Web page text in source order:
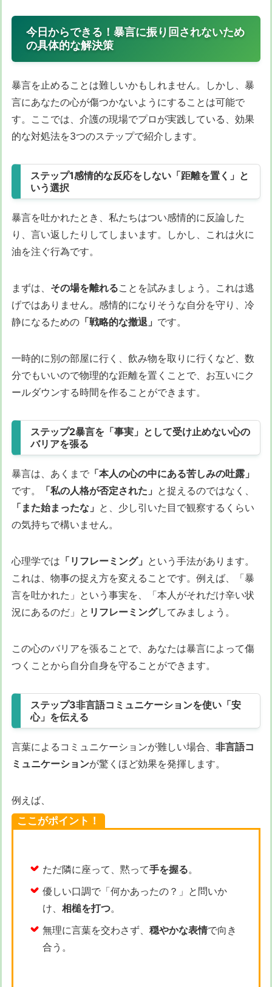
今日からできる！暴言に振り回されないため
の具体的な解決策
暴言を止めることは難しいかもしれません。しかし、暴
言にあなたの心が傷つかないようにすることは可能で
す。ここでは、介護の現場でプロが実践している、効果
的な対処法を3つのステップで紹介します。
ステップ1感情的な反応をしない「距離を置く」と
いう選択
暴言を吐かれたとき、私たちはつい感情的に反論した
り、言い返したりしてしまいます。しかし、これは火に
油を注ぐ行為です。
まずは、 その場を離れることを試みましょう。これは逃
げではありません。感情的になりそうな自分を守り、冷
静になるための 「戦略的な撤退」 です。
一時的に別の部屋に行く、飲み物を取りに行くなど、数
分でもいいので物理的な距離を置くことで、お互いにク
ールダウンする時間を作ることができます。
ステップ2暴言を「事実」として受け止めない心の
バリアを張る
暴言は、あくまで 「本人の心の中にある苦しみの吐露」
です。
「私の人格が否定された」 と捉えるのではなく、
「また始まったな」 と、少し引いた目で観察するくらい
の気持ちで構いません。
心理学では 「リフレーミング」 という手法があります。
これは、物事の捉え方を変えることです。例えば、「暴
言を吐かれた」という事実を、「本人がそれだけ辛い状
況にあるのだ」と リフレーミングしてみましょう。
この心のバリアを張ることで、あなたは暴言によって傷
つくことから自分自身を守ることができます。
ステップ3非言語コミュニケーションを使い「安
心」を伝える
言葉によるコミュニケーションが難しい場合、 非言語コ
ミュニケーションが驚くほど効果を発揮します。
例えば、
ここがポイント！
ただ隣に座って、黙って手を握る。
優しい口調で「何かあったの？」と問いか
け、 相槌を打つ。
無理に言葉を交わさず、 穏やかな表情で向き
合う。